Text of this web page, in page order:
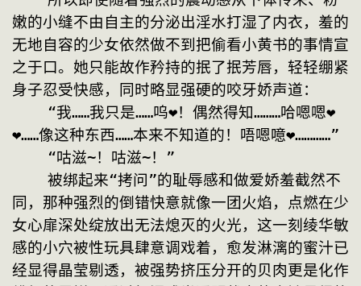
嫩的小缝不由自主的分泌出淫水打湿了内衣，羞的
无地自容的少女依然做不到把偷看小黄书的事情宣
之于口。她只能故作矜持的抿了抿芳唇，轻轻绷紧
身子忍受快感，同时略显强硬的咬牙娇声道：
❤……像这种东西……本来不知道的！唔嗯噫❤…………”
    “咕滋~！咕滋~！”
同，那种强烈的倒错快意就像一团火焰，点燃在少
女心扉深处绽放出无法熄灭的火光，这一刻绫华敏
感的小穴被性玩具肆意调戏着，愈发淋漓的蜜汁已
经显得晶莹剔透，被强势挤压分开的贝肉更是化作